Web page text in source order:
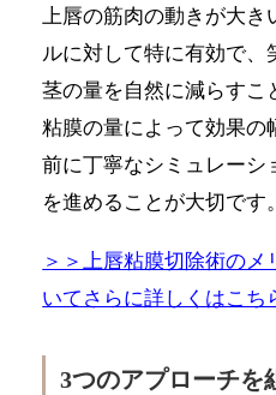
上唇の筋肉の動きが大き
ルに対して特に有効で、
茎の量を自然に減らすこ
粘膜の量によって効果の
前に丁寧なシミュレーシ
を進めることが大切です。
＞＞上唇粘膜切除術の
いてさらに詳しくはこち
3つのアプローチを